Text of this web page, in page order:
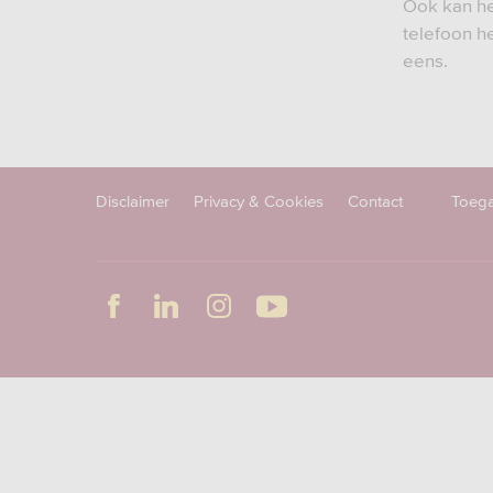
Ook kan
telefoon
eens.
Disclaimer Privacy & Cookies Contact